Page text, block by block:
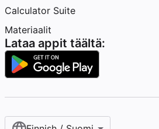
Calculator Suite
Materiaalit
Lataa appit täältä: